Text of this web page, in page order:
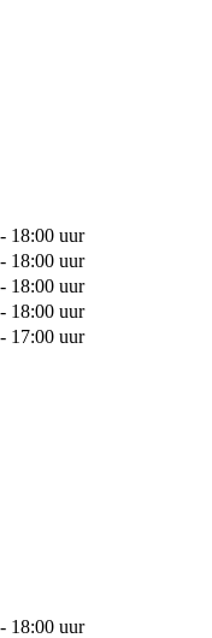
18:00 uur
18:00 uur
18:00 uur
18:00 uur
17:00 uur
18:00 uur